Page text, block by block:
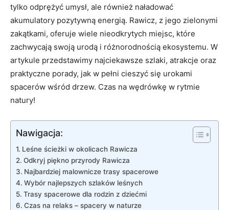
tylko odprężyć umysł, ale również naładować
akumulatory pozytywną energią. Rawicz, z jego zielonymi
zakątkami, oferuje wiele nieodkrytych miejsc, które
zachwycają swoją urodą i różnorodnością ekosystemu. W
artykule przedstawimy najciekawsze szlaki, atrakcje oraz
praktyczne porady, jak w pełni cieszyć się urokami
spacerów wśród drzew. Czas na wędrówkę w rytmie
natury!
Nawigacja:
Leśne ścieżki w okolicach Rawicza
Odkryj piękno przyrody Rawicza
Najbardziej malownicze trasy spacerowe
Wybór najlepszych szlaków leśnych
Trasy spacerowe dla rodzin z dziećmi
Czas na relaks – spacery w naturze